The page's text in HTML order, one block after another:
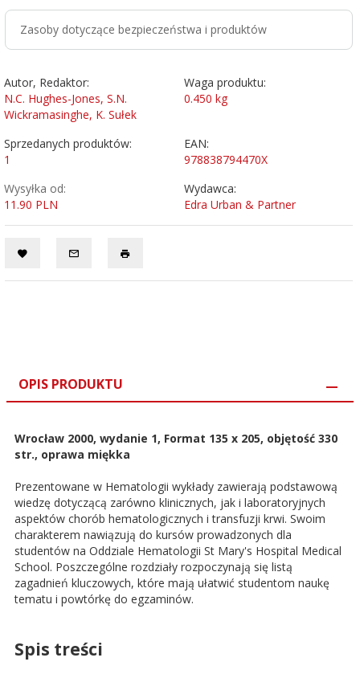
Zasoby dotyczące bezpieczeństwa i produktów
Autor, Redaktor:
N.C. Hughes-Jones, S.N.
Wickramasinghe, K. Sułek
Waga produktu:
0.450 kg
Sprzedanych produktów:
1
EAN:
978838794470X
Wysyłka od:
11.90 PLN
Wydawca:
Edra Urban & Partner
OPIS PRODUKTU
Wrocław 2000, wydanie 1, Format 135 x 205, objętość 330
str., oprawa miękka
Prezentowane w Hematologii wykłady zawierają podstawową
wiedzę dotyczącą zarówno klinicznych, jak i laboratoryjnych
aspektów chorób hematologicznych i transfuzji krwi. Swoim
charakterem nawiązują do kursów prowadzonych dla
studentów na Oddziale Hematologii St Mary's Hospital Medical
School. Poszczególne rozdziały rozpoczynają się listą
zagadnień kluczowych, które mają ułatwić studentom naukę
tematu i powtórkę do egzaminów.
Spis treści